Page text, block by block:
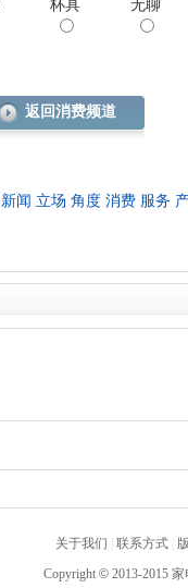
杯具 无聊
返回消费频道
新闻 立场 角度 消费 服务
关于我们 联系方式
Copyright © 2013-2015